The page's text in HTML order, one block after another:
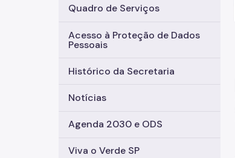
Quadro de Serviços
Acesso à Proteção de Dados
Pessoais
Histórico da Secretaria
Notícias
Agenda 2030 e ODS
Viva o Verde SP